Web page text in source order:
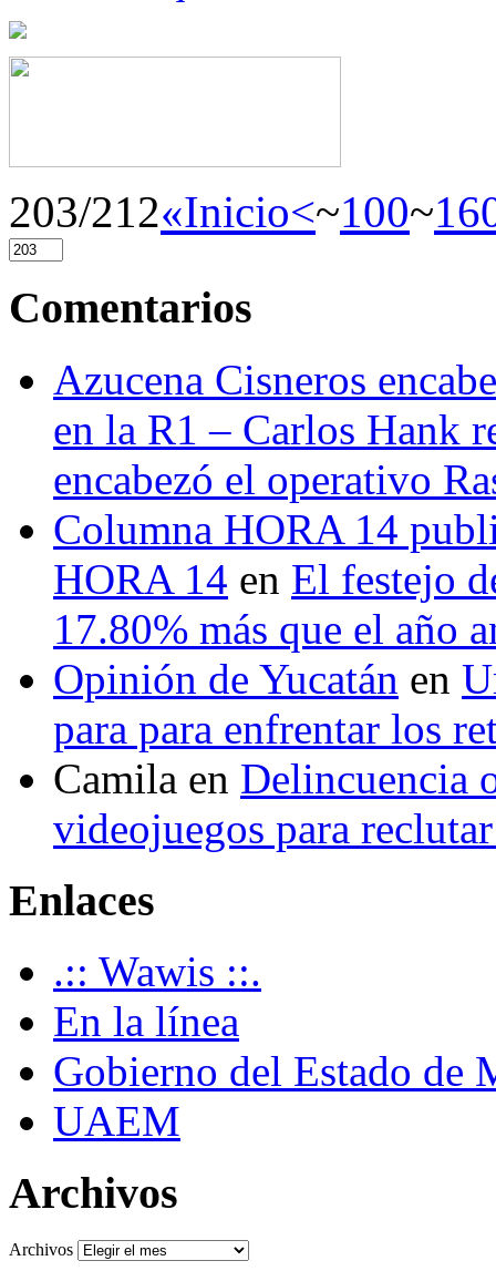
203/212«Inicio<~100~
Comentarios
Azucena Cisneros
en la R1 – Carlos Hank
encabezó el operativo
Columna HORA 14
HORA 14 en El festejo
17.80% más que el año
Opinión de Yucatán en
para para enfrentar los
Camila en Delincuencia
videojuegos para
Enlaces
.:: Wawis ::.
En la línea
Gobierno del Estado de
UAEM
Archivos
Archivos